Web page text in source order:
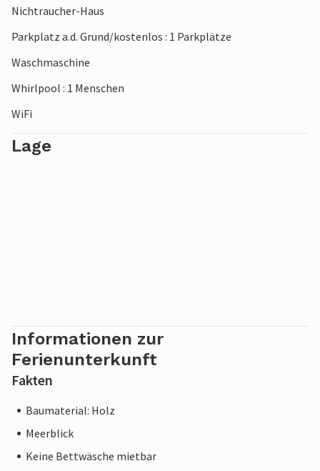
guter Lage!
Nichtraucher-Haus
Parkplatz a.d. Grund/kostenlos : 1 Parkplätze
Waschmaschine
Whirlpool : 1 Menschen
WiFi
Lage
Informationen zur
Ferienunterkunft
Fakten
Baumaterial: Holz
Meerblick
Keine Bettwäsche mietbar